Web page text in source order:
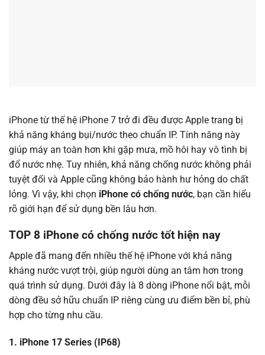
iPhone từ thế hệ iPhone 7 trở đi đều được Apple trang bị
khả năng kháng bụi/nước theo chuẩn IP. Tính năng này
giúp máy an toàn hơn khi gặp mưa, mồ hôi hay vô tình bị
đổ nước nhẹ. Tuy nhiên, khả năng chống nước không phải
tuyệt đối và Apple cũng không bảo hành hư hỏng do chất
lỏng. Vì vậy, khi chọn iPhone có chống nước, bạn cần hiểu
rõ giới hạn để sử dụng bền lâu hơn.
TOP 8 iPhone có chống nước tốt hiện nay
Apple đã mang đến nhiều thế hệ iPhone với khả năng
kháng nước vượt trội, giúp người dùng an tâm hơn trong
quá trình sử dụng. Dưới đây là 8 dòng iPhone nổi bật, mỗi
dòng đều sở hữu chuẩn IP riêng cùng ưu điểm bền bỉ, phù
hợp cho từng nhu cầu.
1. iPhone 17 Series (IP68)